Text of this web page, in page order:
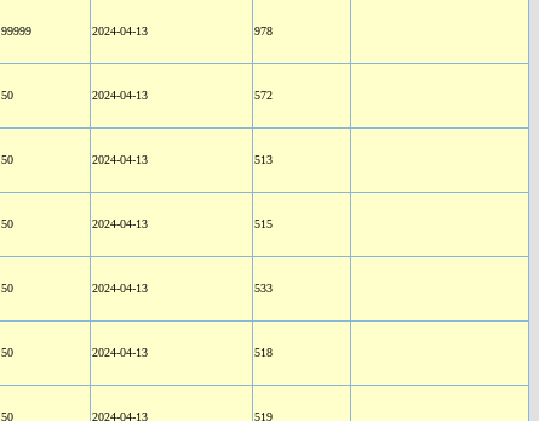
99999 2024-04-13 978
50 2024-04-13 572
50 2024-04-13 513
50 2024-04-13 515
50 2024-04-13 533
50 2024-04-13 518
50 2024-04-13 519